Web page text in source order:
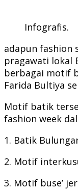
Infografis.
adapun fashion
pragawati lokal
berbagai motif
Farida Bultiya
Motif batik
fashion week
1. Batik
2. Motif
3. Motif buse’